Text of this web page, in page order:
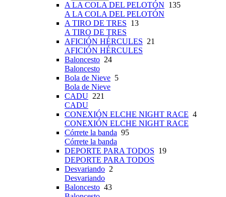
A LA COLA DEL PELOTÓN 135
A LA COLA DEL PELOTÓN
A TIRO DE TRES 13
A TIRO DE TRES
AFICIÓN HÉRCULES 21
AFICIÓN HÉRCULES
Baloncesto 24
Baloncesto
Bola de Nieve 5
Bola de Nieve
CADU 221
CADU
CONEXIÓN ELCHE NIGHT RACE 4
CONEXIÓN ELCHE NIGHT RACE
Córrete la banda 95
Córrete la banda
DEPORTE PARA TODOS 19
DEPORTE PARA TODOS
Desvariando 2
Desvariando
Baloncesto 43